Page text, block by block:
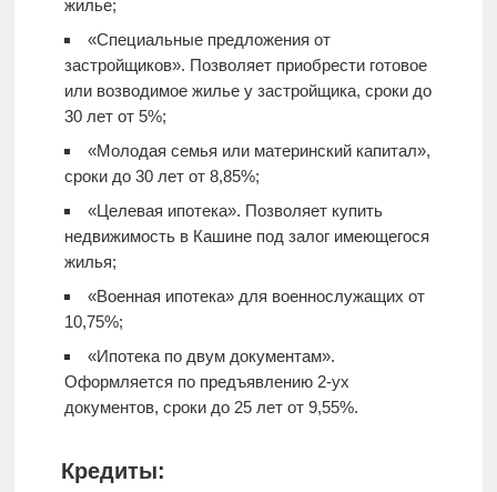
жилье;
«Специальные предложения от
застройщиков». Позволяет приобрести готовое
или возводимое жилье у застройщика, сроки до
30 лет от 5%;
«Молодая семья или материнский капитал»,
сроки до 30 лет от 8,85%;
«Целевая ипотека». Позволяет купить
недвижимость в Кашине под залог имеющегося
жилья;
«Военная ипотека» для военнослужащих от
10,75%;
«Ипотека по двум документам».
Оформляется по предъявлению 2-ух
документов, сроки до 25 лет от 9,55%.
Кредиты: